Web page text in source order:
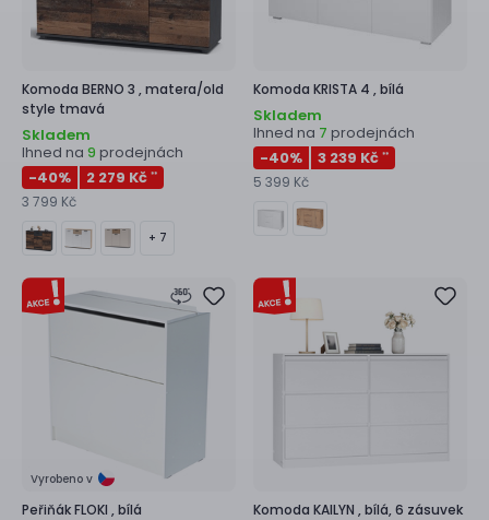
Komoda BERNO 3 ,matera/old
style tmavá
Skladem
Ihned na 9 prodejnách
-40% 2 279 Kč **
3 799 Kč
+ 7
Komoda KRISTA 4 ,bílá
Skladem
Ihned na 7 prodejnách
-40% 3 239 Kč **
5 399 Kč
Vyrobeno v
PeřiňákFLOKI ,bílá Komoda KAILYN ,bílá, 6 zásuvek